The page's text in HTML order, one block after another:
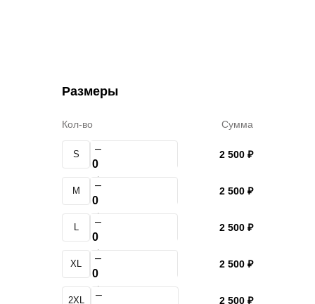
Размеры
Кол-во Сумма
S –
+
2 500 ₽
M –
+
2 500 ₽
L –
+
2 500 ₽
XL –
+
2 500 ₽
2XL – 2 500 ₽